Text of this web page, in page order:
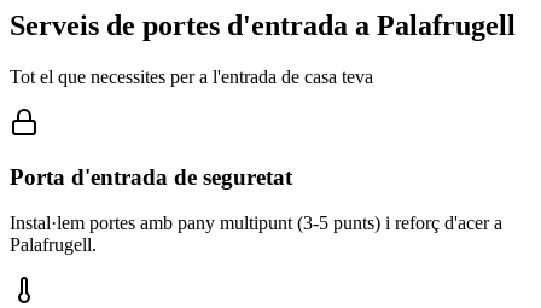
Serveis de portes d'entrada a Palafrugell
Tot el que necessites per a l'entrada de casa teva
Porta d'entrada de seguretat
Instal·lem portes amb pany multipunt (3-5 punts) i reforç d'acer a
Palafrugell.